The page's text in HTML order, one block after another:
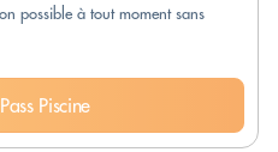
possible à tout moment sans
Piscine